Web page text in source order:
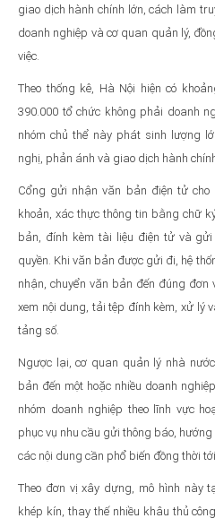
giao dịch hành chính lớn, cách làm
doanh nghiệp và cơ quan quản lý,
việc.
Theo thống kê, Hà Nội hiện có
390.000 tổ chức không phải doanh
nhóm chủ thể này phát sinh lượng
nghị, phản ánh và giao dịch hành
Cổng gửi nhận văn bản điện tử
khoản, xác thực thông tin bằng chữ
bản, đính kèm tài liệu điện tử và
quyền. Khi văn bản được gửi đi, hệ
nhận, chuyển văn bản đến đúng đơn
xem nội dung, tải tệp đính kèm, xử lý
tảng số.
Ngược lại, cơ quan quản lý nhà
bản đến một hoặc nhiều doanh
nhóm doanh nghiệp theo lĩnh vực
phục vụ nhu cầu gửi thông báo,
các nội dung cần phổ biến đồng thời tới
Theo đơn vị xây dựng, mô hình này
khép kín, thay thế nhiều khâu thủ